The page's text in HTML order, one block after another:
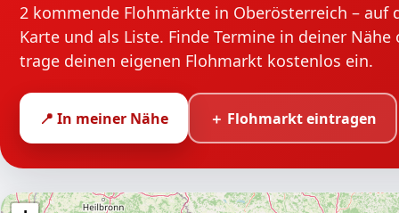
2 kommende Flohmärkte in Oberösterreich – auf
Karte und als Liste. Finde Termine in deiner Nähe
trage deinen eigenen Flohmarkt kostenlos ein.
📍 In meiner Nähe ＋ Flohmarkt eintragen